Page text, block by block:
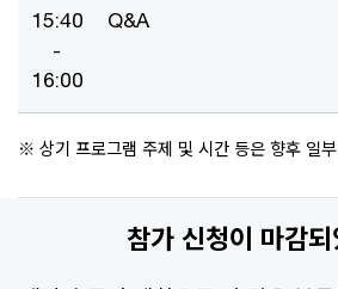
15:40
-
16:00
Q&A
※ 상기 프로그램 주제 및 시간 등은 향후 일
참가 신청이 마감